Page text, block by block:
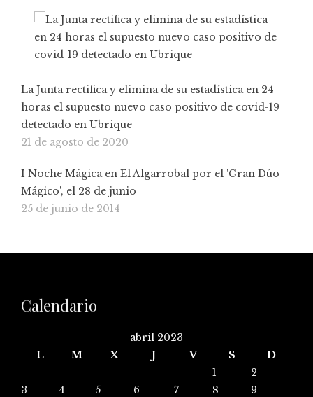
La Junta rectifica y elimina de su estadística en 24
horas el supuesto nuevo caso positivo de covid-19
detectado en Ubrique
21 de agosto de 2020
I Noche Mágica en El Algarrobal por el 'Gran Dúo
Mágico', el 28 de junio
25 de junio de 2014
Calendario
abril 2023
L
M X J V S
D
1
2
3
4 5 6 7 8
9